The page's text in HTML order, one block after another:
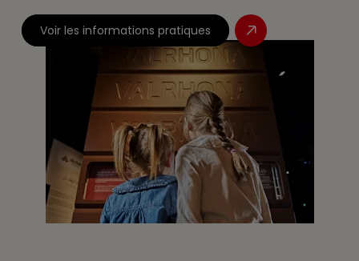
Voir les informations pratiques